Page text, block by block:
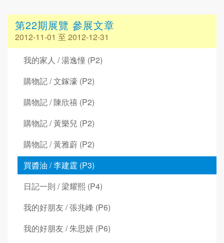
第22期展覽 參展文章
2012-11-01 至 2012-12-31
我的家人 / 湯逸憧 (P2)
購物記 / 文鎵濠 (P2)
購物記 / 陳欣禧 (P2)
購物記 / 黃樂兒 (P2)
購物記 / 黃雅蔚 (P2)
買醬油 / 李建霆 (P3)
日記一則 / 梁耀熙 (P4)
我的好朋友 / 張兆峰 (P6)
我的好朋友 / 朱思妍 (P6)